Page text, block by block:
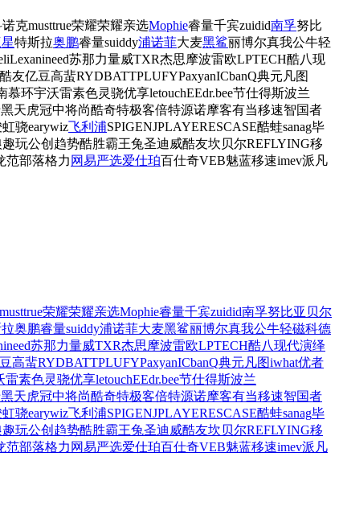
诺克musttrue荣耀荣耀亲选Mophie睿量千宾zuidid南孚努比
特斯拉奥鹏睿量suiddy浦诺菲大麦黑鲨丽博尔真我公牛轻
iLexanineed苏那力量威TXR杰思摩波雷欧LPTECH酷八现
酷友亿豆高蜚RYDBATTPLUFYPaxyanICbanQ典元 凡图
慕环宇沃雷素色灵骁优享letouchEEdr.bee节仕得斯波兰
黑天虎冠中将尚酷奇特极客倍特源诺摩客有当移速智国者
虹骁earywiz飞利浦SPIGENJPLAYERESCASE酷蛙sanag毕
趣玩公创 趋势酷胜霸王兔圣迪威酷友坎贝尔REFLYING移
范部落格力 网易严选爱仕珀百仕奇VEB魅蓝移速imev派凡
musttrue荣耀荣耀亲选Mophie睿量千宾zuidid南孚努比亚 贝尔
奥鹏睿量suiddy浦诺菲大麦黑鲨丽博尔真我公牛轻磁科德
ineed苏那力量威TXR杰思摩波雷欧LPTECH酷八现代演绎
高蜚RYDBATTPLUFYPaxyanICbanQ典元 凡图iwhat优者
雷素色灵骁优享letouchEEdr.bee节仕得斯波兰
黑天虎冠中将尚酷奇特极客倍特源诺摩客有当移速智国者
虹骁earywiz飞利浦SPIGENJPLAYERESCASE酷蛙sanag毕
趣玩公创 趋势酷胜霸王兔圣迪威酷友坎贝尔REFLYING移
范部落格力 网易严选爱仕珀百仕奇VEB魅蓝移速imev派凡